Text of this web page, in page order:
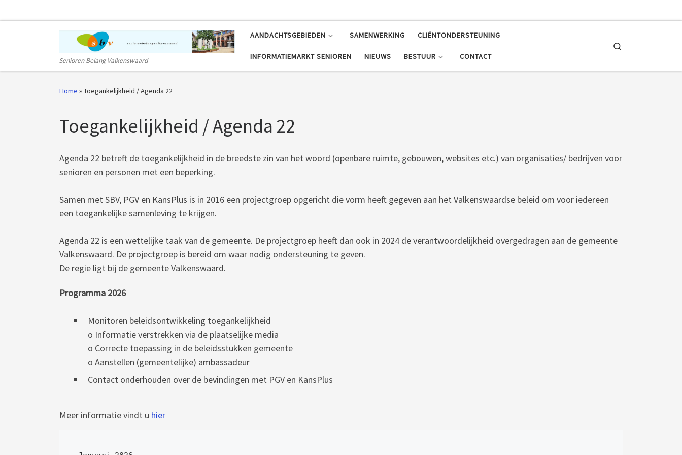
Senioren Belang Valkenswaard
AANDACHTSGEBIEDEN SAMENWERKING CLIËNTONDERSTEUNING
INFORMATIEMARKT SENIOREN NIEUWS BESTUUR CONTACT
Home »Toegankelijkheid / Agenda 22
Toegankelijkheid / Agenda 22
Agenda 22 betreft de toegankelijkheid in de breedste zin van het woord (openbare ruimte, gebouwen, websites etc.) van organisaties/ bedrijven voor
senioren en personen met een beperking.
Samen met SBV, PGV en KansPlus is in 2016 een projectgroep opgericht die vorm heeft gegeven aan het Valkenswaardse beleid om voor iedereen
een toegankelijke samenleving te krijgen.
Agenda 22 is een wettelijke taak van de gemeente. De projectgroep heeft dan ook in 2024 de verantwoordelijkheid overgedragen aan de gemeente
Valkenswaard. De projectgroep is bereid om waar nodig ondersteuning te geven.
De regie ligt bij de gemeente Valkenswaard.
Programma 2026
Monitoren beleidsontwikkeling toegankelijkheid
o Informatie verstrekken via de plaatselijke media
o Correcte toepassing in de beleidsstukken gemeente
o Aanstellen (gemeentelijke) ambassadeur
Contact onderhouden over de bevindingen met PGV en KansPlus
Meer informatie vindt u hier